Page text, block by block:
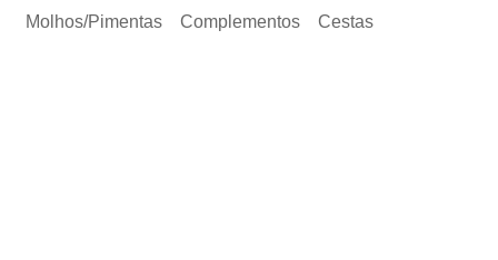
Molhos/Pimentas Complementos Cestas